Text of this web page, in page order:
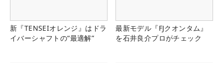
新『TENSEIオレンジ』はドラ
イバーシャフトの“最適解”
最新モデル『FJクオンタム』
を石井良介プロがチェック